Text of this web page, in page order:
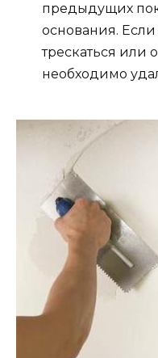
предыдущих
основания. Если
трескаться или
необходимо